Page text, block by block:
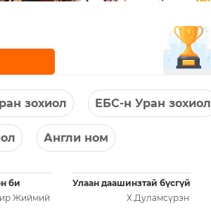
зохиол ЕБС-н Уран зохиол
Англи ном
би
Жиймий
Улаан даашинзтай бүсгүй
Х.Дуламсүрэн